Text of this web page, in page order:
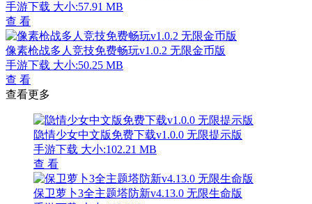
手游下载 大小:57.91 MB
查 看
像素枪战多人竞技免费畅玩v1.0.2 无限金币版
手游下载 大小:50.25 MB
查 看
查看更多
隐情少女中文版免费下载v1.0.0 无限提示版
手游下载 大小:102.21 MB
查 看
保卫萝卜3全主题塔防新v4.13.0 无限生命版